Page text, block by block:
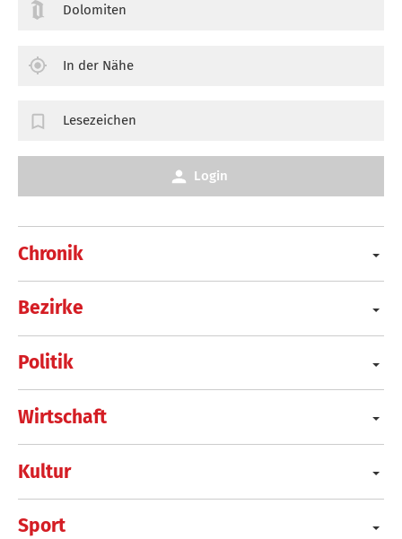
Chronik
Bezirke
Politik
Wirtschaft
Kultur
Sport
Dolomiten
In der Nähe
Lesezeichen
Login